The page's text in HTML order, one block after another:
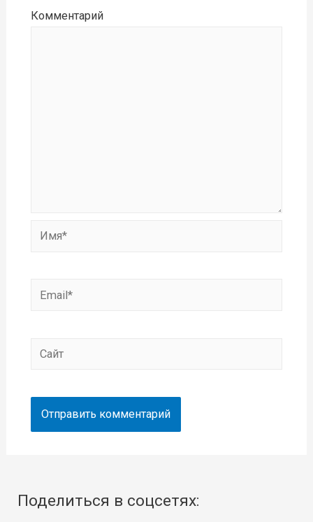
Комментарий
Имя*
Email*
Сайт
Поделиться в соцсетях: